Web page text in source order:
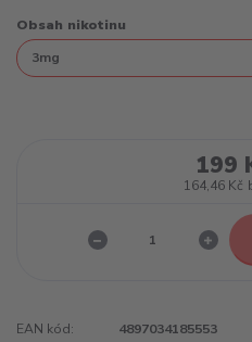
Obsah nikotinu
199
164,46 Kč
EAN kód: 4897034185553